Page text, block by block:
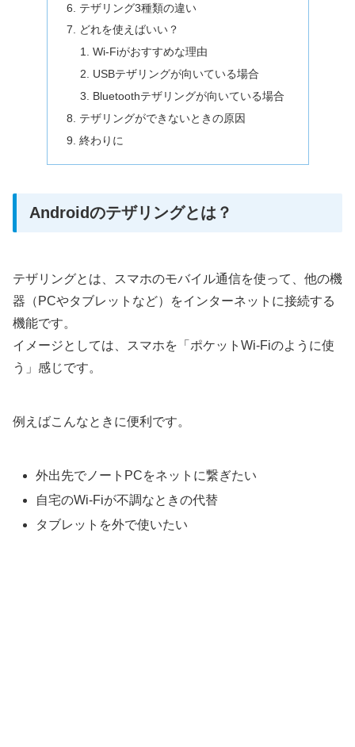
テザリング3種類の違い
どれを使えばいい？
Wi-Fiがおすすめな理由
USBテザリングが向いている場合
Bluetoothテザリングが向いている場合
テザリングができないときの原因
終わりに
Androidのテザリングとは？
テザリングとは、スマホのモバイル通信を使って、他の機
器（PCやタブレットなど）をインターネットに接続する
機能です。
イメージとしては、スマホを「ポケットWi-Fiのように使
う」感じです。
例えばこんなときに便利です。
外出先でノートPCをネットに繋ぎたい
自宅のWi-Fiが不調なときの代替
タブレットを外で使いたい